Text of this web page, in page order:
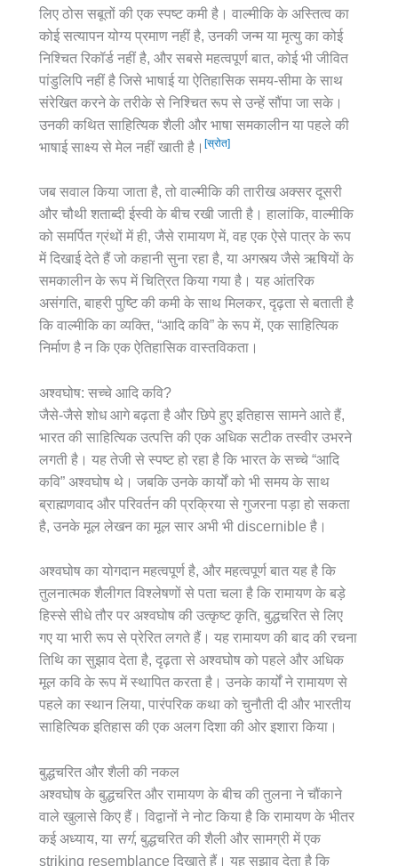
लिए ठोस सबूतों की एक स्पष्ट कमी है। वाल्मीकि के अस्तित्व का
कोई सत्यापन योग्य प्रमाण नहीं है, उनकी जन्म या मृत्यु का कोई
निश्चित रिकॉर्ड नहीं है, और सबसे महत्वपूर्ण बात, कोई भी जीवित
पांडुलिपि नहीं है जिसे भाषाई या ऐतिहासिक समय-सीमा के साथ
संरेखित करने के तरीके से निश्चित रूप से उन्हें सौंपा जा सके।
उनकी कथित साहित्यिक शैली और भाषा समकालीन या पहले की
भाषाई साक्ष्य से मेल नहीं खाती है। [स्रोत]
जब सवाल किया जाता है, तो वाल्मीकि की तारीख अक्सर दूसरी
और चौथी शताब्दी ईस्वी के बीच रखी जाती है। हालांकि, वाल्मीकि
को समर्पित ग्रंथों में ही, जैसे रामायण में, वह एक ऐसे पात्र के रूप
में दिखाई देते हैं जो कहानी सुना रहा है, या अगस्त्य जैसे ऋषियों के
समकालीन के रूप में चित्रित किया गया है। यह आंतरिक
असंगति, बाहरी पुष्टि की कमी के साथ मिलकर, दृढ़ता से बताती है
कि वाल्मीकि का व्यक्ति, “आदि कवि” के रूप में, एक साहित्यिक
निर्माण है न कि एक ऐतिहासिक वास्तविकता।
अश्वघोष: सच्चे आदि कवि?
जैसे-जैसे शोध आगे बढ़ता है और छिपे हुए इतिहास सामने आते हैं,
भारत की साहित्यिक उत्पत्ति की एक अधिक सटीक तस्वीर उभरने
लगती है। यह तेजी से स्पष्ट हो रहा है कि भारत के सच्चे “आदि
कवि” अश्वघोष थे। जबकि उनके कार्यों को भी समय के साथ
ब्राह्मणवाद और परिवर्तन की प्रक्रिया से गुजरना पड़ा हो सकता
है, उनके मूल लेखन का मूल सार अभी भी discernible है।
अश्वघोष का योगदान महत्वपूर्ण है, और महत्वपूर्ण बात यह है कि
तुलनात्मक शैलीगत विश्लेषणों से पता चला है कि रामायण के बड़े
हिस्से सीधे तौर पर अश्वघोष की उत्कृष्ट कृति, बुद्धचरित से लिए
गए या भारी रूप से प्रेरित लगते हैं। यह रामायण की बाद की रचना
तिथि का सुझाव देता है, दृढ़ता से अश्वघोष को पहले और अधिक
मूल कवि के रूप में स्थापित करता है। उनके कार्यों ने रामायण से
पहले का स्थान लिया, पारंपरिक कथा को चुनौती दी और भारतीय
साहित्यिक इतिहास की एक अलग दिशा की ओर इशारा किया।
बुद्धचरित और शैली की नकल
अश्वघोष के बुद्धचरित और रामायण के बीच की तुलना ने चौंकाने
वाले खुलासे किए हैं। विद्वानों ने नोट किया है कि रामायण के भीतर
कई अध्याय, या सर्ग, बुद्धचरित की शैली और सामग्री में एक
striking resemblance दिखाते हैं। यह सुझाव देता है कि